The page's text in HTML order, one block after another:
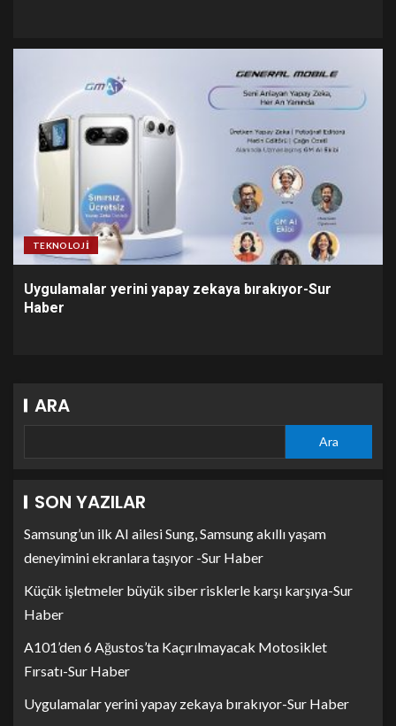
TEKNOLOJI
Uygulamalar yerini yapay zekaya bırakıyor-Sur
Haber
ARA
Ara
SON YAZILAR
Samsung’un ilk AI ailesi Sung, Samsung akıllı yaşam
deneyimini ekranlara taşıyor -Sur Haber
Küçük işletmeler büyük siber risklerle karşı karşıya-Sur
Haber
A101’den 6 Ağustos’ta Kaçırılmayacak Motosiklet
Fırsatı-Sur Haber
Uygulamalar yerini yapay zekaya bırakıyor-Sur Haber